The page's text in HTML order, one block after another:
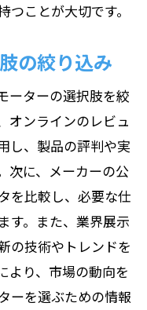
ことが大切です。
の絞り込み
ーターの選択肢を絞
オンラインのレビュ
し、製品の評判や実
次に、メーカーの公
を比較し、必要な仕
す。また、業界展示
の技術やトレンドを
より、市場の動向を
ーを選ぶための情報